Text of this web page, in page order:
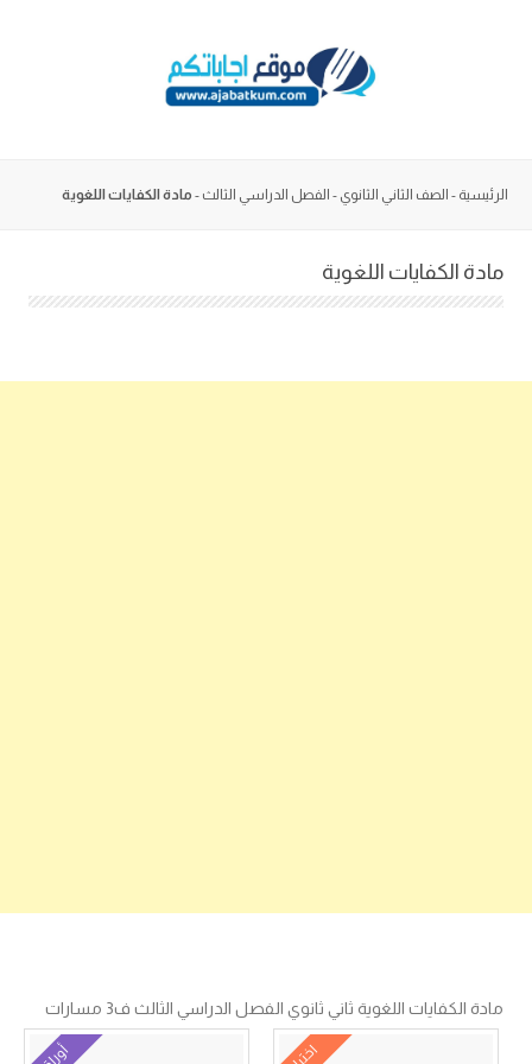
الرئيسية - الصف الثاني الثانوي - الفصل الدراسي الثالث - مادة الكفايات اللغوية
مادة الكفايات اللغوية
مادة الكفايات اللغوية ثاني ثانوي الفصل الدراسي الثالث ف3 مسارات